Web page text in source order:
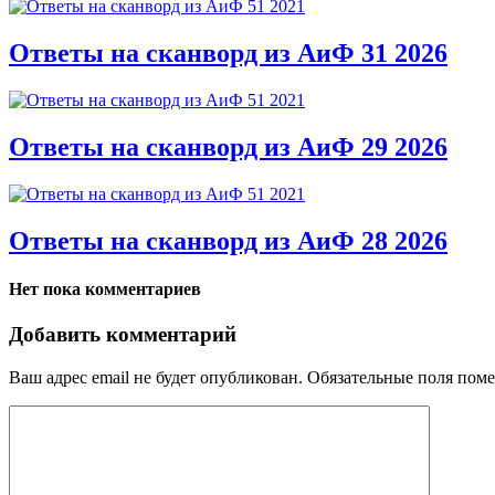
Ответы на сканворд из АиФ 31 2026
Ответы на сканворд из АиФ 29 2026
Ответы на сканворд из АиФ 28 2026
Нет пока комментариев
Добавить комментарий
Ваш адрес email не будет опубликован. Обязательные поля